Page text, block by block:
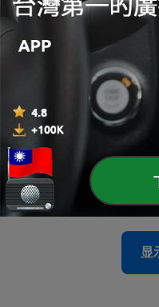
6
15 Jun 2021
兒童律動音樂｜你很特別
4 - 兒童律動音樂｜希望之歌
08 Jun 2021
3 - 兒童律動音樂｜你的笑臉
08 Jun 2021
显